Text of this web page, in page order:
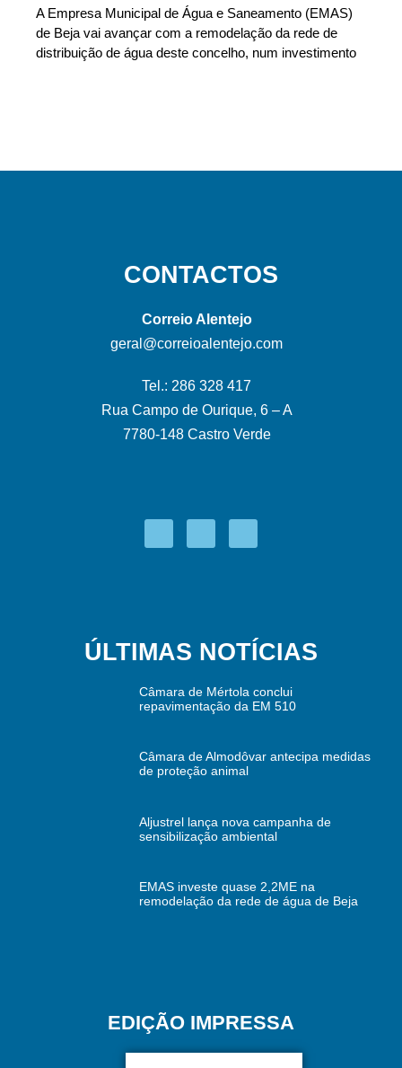
A Empresa Municipal de Água e Saneamento (EMAS)
de Beja vai avançar com a remodelação da rede de
distribuição de água deste concelho, num investimento
CONTACTOS
Correio Alentejo
geral@correioalentejo.com
Tel.: 286 328 417
Rua Campo de Ourique, 6 – A
7780-148 Castro Verde
ÚLTIMAS NOTÍCIAS
Câmara de Mértola conclui
repavimentação da EM 510
Câmara de Almodôvar antecipa medidas
de proteção animal
Aljustrel lança nova campanha de
sensibilização ambiental
EMAS investe quase 2,2ME na
remodelação da rede de água de Beja
EDIÇÃO IMPRESSA